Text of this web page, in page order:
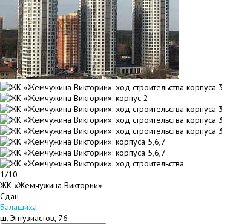
1/10
ЖК «Жемчужина Виктории»
Сдан
Балашиха
ш. Энтузиастов, 76